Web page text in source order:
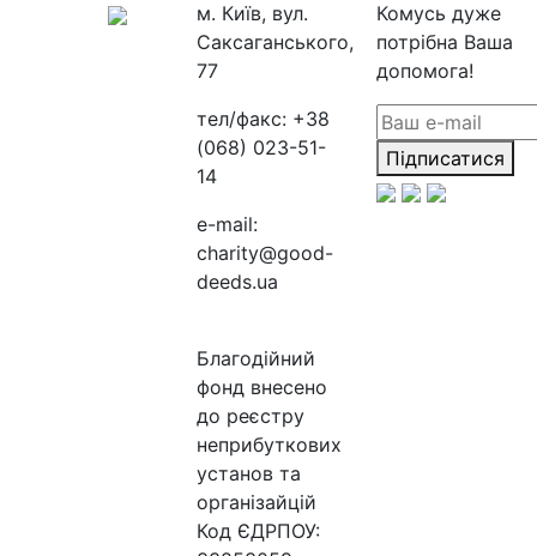
м. Київ, вул.
Саксаганського,
77
тел/факс: +38
(068) 023-51-
14
e-mail:
charity@good-
deeds.ua
Благодійний
фонд внесено
до реєстру
неприбуткових
установ та
організайцій
Код ЄДРПОУ:
Комусь дуже
потрібна Ваша
допомога!
Підписатися